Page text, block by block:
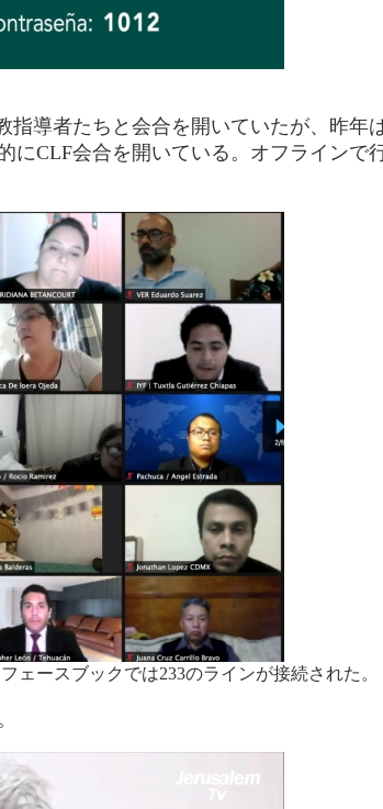
導者たちと会合を開いていたが、昨
にCLF会合を開いている。オフライン
ェースブックでは233のラインが接続された。